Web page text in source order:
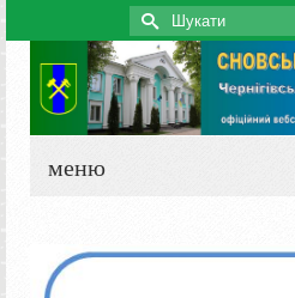
Search
for:
меню